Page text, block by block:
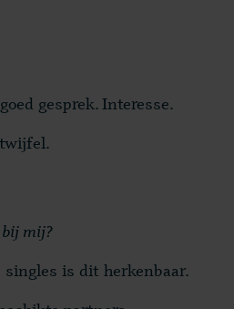
gesprek. Interesse.
bij mij?
is dit herkenbaar.